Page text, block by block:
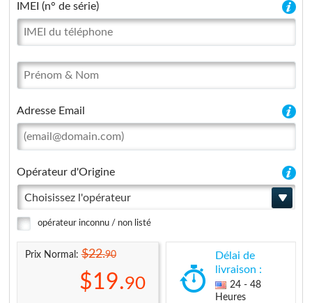
IMEI (n° de série)
Adresse Email
Opérateur d'Origine
Choisissez l'opérateur
opérateur inconnu / non listé
Prix Normal:$22.90
$19.90
Délai de
livraison :
24 - 48
Heures